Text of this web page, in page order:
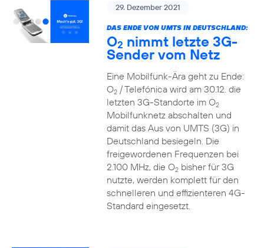
29. Dezember 2021
DAS ENDE VON UMTS IN DEUTSCHLAND:
O2 nimmt letzte 3G-
Sender vom Netz
Eine Mobilfunk-Ära geht zu Ende:
O2/ Telefónica wird am 30.12. die
letzten 3G-Standorte im O2
Mobilfunknetz abschalten und
damit das Aus von UMTS (3G) in
Deutschland besiegeln. Die
freigewordenen Frequenzen bei
2.100 MHz, die O2bisher für 3G
nutzte, werden komplett für den
schnelleren und effizienteren 4G-
Standard eingesetzt.